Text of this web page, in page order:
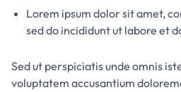
Lorem ipsum dolor sit amet,
sed do incididunt ut labore et
Sed ut perspiciatis unde omnis
voluptatem accusantium